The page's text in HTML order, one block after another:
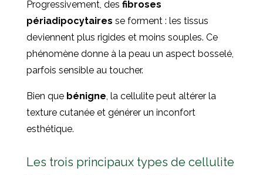
Progressivement, des fibroses
périadipocytaires se forment : les tissus
deviennent plus rigides et moins souples. Ce
phénomène donne à la peau un aspect bosselé,
parfois sensible au toucher.
Bien que bénigne, la cellulite peut altérer la
texture cutanée et générer un inconfort
esthétique.
Les trois principaux types de cellulite